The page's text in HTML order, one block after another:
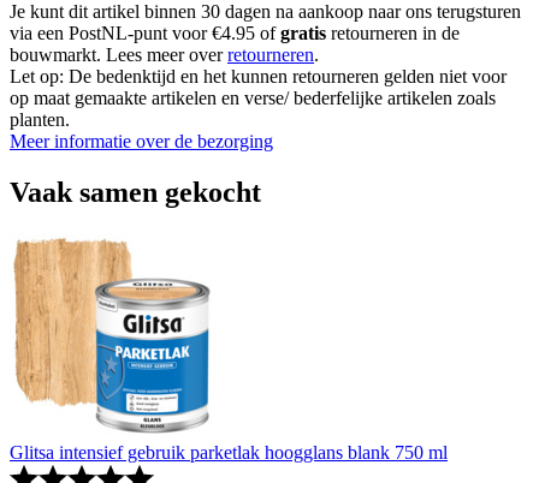
Je kunt dit artikel binnen 30 dagen na aankoop naar ons terugsturen
via een PostNL-punt voor €4.95 ofgratis retourneren in de
bouwmarkt. Lees meer overretourneren.
Let op: De bedenktijd en het kunnen retourneren gelden niet voor
op maat gemaakte artikelen en verse/ bederfelijke artikelen zoals
planten.
Meer informatie over de bezorging
Vaak samen gekocht
Glitsa intensief gebruik parketlak hoogglans blank 750 ml